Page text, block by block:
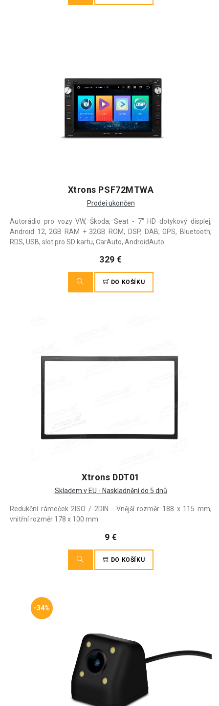
Xtrons PSF72MTWA
Prodej ukončen
Autorádio pro vozy VW, Škoda, Seat - 7" HD dotykový displej,
Android 12, 2GB RAM + 32GB ROM, DSP, DAB, GPS, Bluetooth,
RDS, USB, slot pro SD kartu, CarAuto, AndroidAuto.
329 €
DO KOŠÍKU
Xtrons DDT01
Skladem v EU - Naskladnění do 5 dnů
Redukční rámeček 2ISO / 2DIN - Vnější rozměr 188 x 115 mm,
vnitřní rozměr 178 x 100 mm.
9 €
DO KOŠÍKU
-34%